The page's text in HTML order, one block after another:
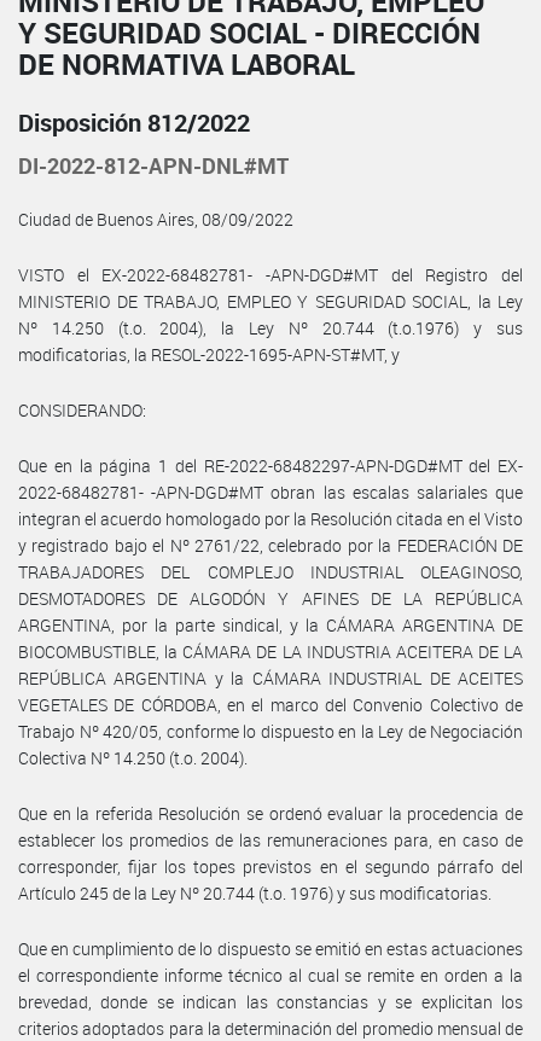
Y SEGURIDAD SOCIAL - DIRECCIÓN
DE NORMATIVA LABORAL
Disposición 812/2022
DI-2022-812-APN-DNL#MT
Ciudad de Buenos Aires, 08/09/2022
VISTO el EX-2022-68482781- -APN-DGD#MT del Registro del
MINISTERIO DE TRABAJO, EMPLEO Y SEGURIDAD SOCIAL, la Ley
Nº 14.250 (t.o. 2004), la Ley Nº 20.744 (t.o.1976) y sus
modificatorias, la RESOL-2022-1695-APN-ST#MT, y
CONSIDERANDO:
Que en la página 1 del RE-2022-68482297-APN-DGD#MT del EX-
2022-68482781- -APN-DGD#MT obran las escalas salariales que
integran el acuerdo homologado por la Resolución citada en el Visto
y registrado bajo el Nº 2761/22, celebrado por la FEDERACIÓN DE
TRABAJADORES DEL COMPLEJO INDUSTRIAL OLEAGINOSO,
DESMOTADORES DE ALGODÓN Y AFINES DE LA REPÚBLICA
ARGENTINA, por la parte sindical, y la CÁMARA ARGENTINA DE
BIOCOMBUSTIBLE, la CÁMARA DE LA INDUSTRIA ACEITERA DE LA
REPÚBLICA ARGENTINA y la CÁMARA INDUSTRIAL DE ACEITES
VEGETALES DE CÓRDOBA, en el marco del Convenio Colectivo de
Trabajo Nº 420/05, conforme lo dispuesto en la Ley de Negociación
Colectiva Nº 14.250 (t.o. 2004).
Que en la referida Resolución se ordenó evaluar la procedencia de
establecer los promedios de las remuneraciones para, en caso de
corresponder, fijar los topes previstos en el segundo párrafo del
Artículo 245 de la Ley Nº 20.744 (t.o. 1976) y sus modificatorias.
Que en cumplimiento de lo dispuesto se emitió en estas actuaciones
el correspondiente informe técnico al cual se remite en orden a la
brevedad, donde se indican las constancias y se explicitan los
criterios adoptados para la determinación del promedio mensual de